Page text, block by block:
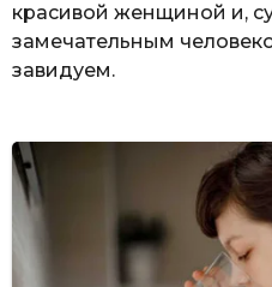
красивой женщиной и,
замечательным
завидуем.